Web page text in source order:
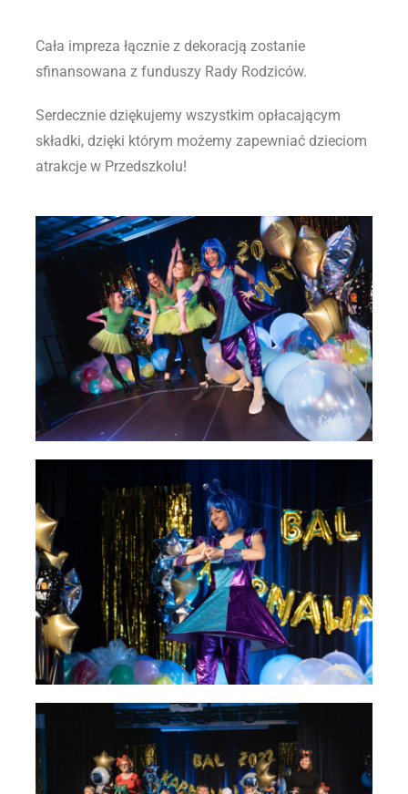
Cała impreza łącznie z dekoracją zostanie
sfinansowana z funduszy Rady Rodziców.
Serdecznie dziękujemy wszystkim opłacającym
składki, dzięki którym możemy zapewniać dzieciom
atrakcje w Przedszkolu!